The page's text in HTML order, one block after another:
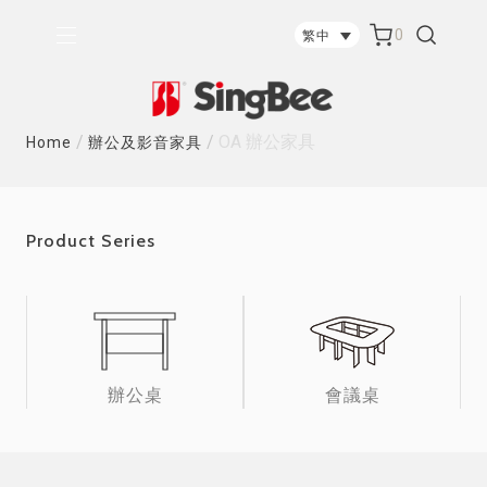
繁中 0
Home / 辦公及影音家具 /
Product Series
辦公桌 會議桌